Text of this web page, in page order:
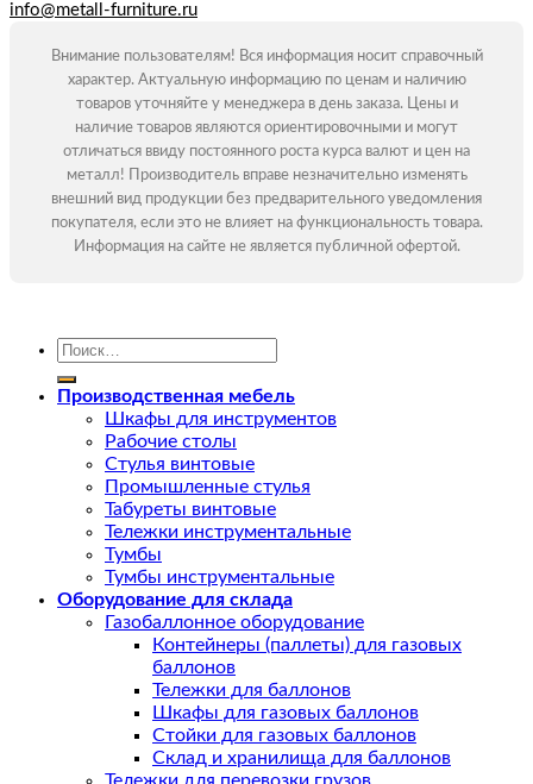
info@metall-furniture.ru
Внимание пользователям! Вся информация носит справочный
характер. Актуальную информацию по ценам и наличию
товаров уточняйте у менеджера в день заказа. Цены и
наличие товаров являются ориентировочными и могут
отличаться ввиду постоянного роста курса валют и цен на
металл! Производитель вправе незначительно изменять
внешний вид продукции без предварительного уведомления
покупателя, если это не влияет на функциональность товара.
Информация на сайте не является публичной офертой.
Искать:
Производственная мебель
Шкафы для инструментов
Рабочие столы
Стулья винтовые
Промышленные стулья
Табуреты винтовые
Тележки инструментальные
Тумбы
Тумбы инструментальные
Оборудование для склада
Газобаллонное оборудование
Контейнеры (паллеты) для газовых
баллонов
Тележки для баллонов
Шкафы для газовых баллонов
Стойки для газовых баллонов
Склад и хранилища для баллонов